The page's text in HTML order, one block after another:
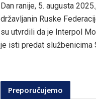
Dan ranije, 5. augusta
državljanin Ruske
su utvrdili da je Interpol
je isti predat službenicima
Preporučujemo